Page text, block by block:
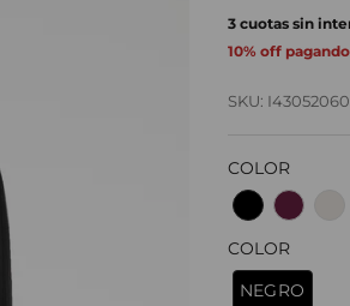
3 cuotas sin
10% off
SKU:
COLOR
COLOR
NEGRO